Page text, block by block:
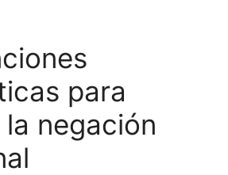
para
negación